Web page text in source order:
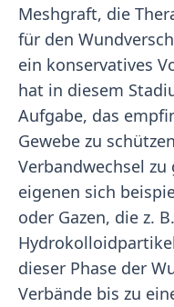
Meshgraft, die
für den
ein konservatives
hat in diesem
Aufgabe, das
Gewebe zu
Verbandwechsel
eigenen sich
oder Gazen, die z.
dieser Phase der
Verbände bis zu